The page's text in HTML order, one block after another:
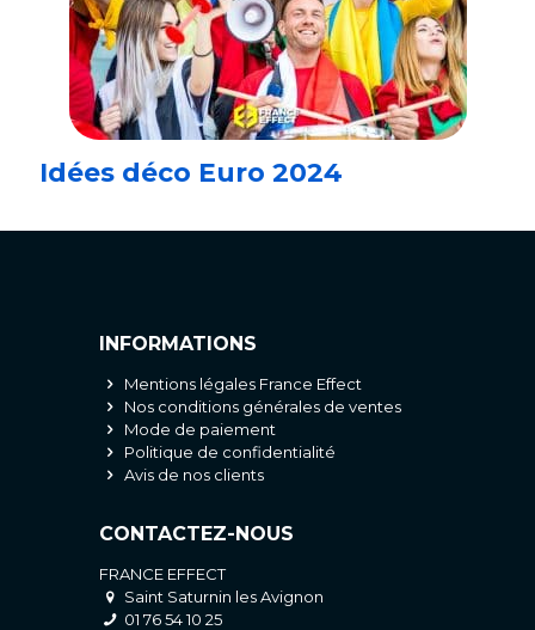
Idées déco Euro 2024
INFORMATIONS
Mentions légales France Effect
Nos conditions générales de ventes
Mode de paiement
Politique de confidentialité
Avis de nos clients
CONTACTEZ-NOUS
FRANCE EFFECT
Saint Saturnin les Avignon
01 76 54 10 25